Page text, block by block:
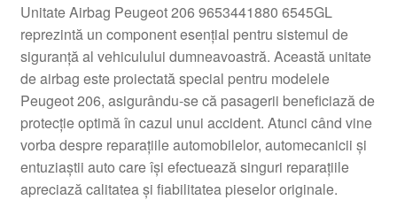
Despre noi
Finalizare comandă
Livrare
Livrare în toată lumea
Unitate Airbag Peugeot 206 9653441880 6545GL
reprezintă un component esențial pentru sistemul de
siguranță al vehiculului dumneavoastră. Această unitate
de airbag este proiectată special pentru modelele
Peugeot 206, asigurându-se că pasagerii beneficiază de
protecție optimă în cazul unui accident. Atunci când vine
vorba despre reparațiile automobilelor, automecanicii și
entuziaștii auto care își efectuează singuri reparațiile
apreciază calitatea și fiabilitatea pieselor originale.